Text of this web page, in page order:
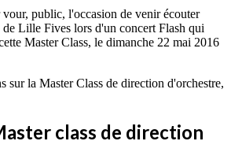
vour, public, l'occasion de venir écouter
Lille Fives lors d'un concert Flash qui
Master Class, le dimanche 22 mai 2016
sur la Master Class de direction d'orchestre,
class de direction